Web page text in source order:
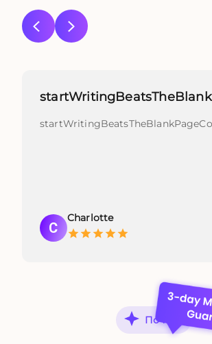
C
Charlotte
Почети